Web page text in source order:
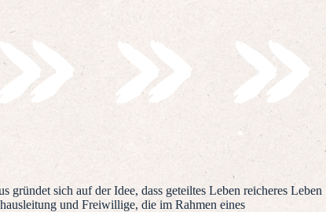
sich auf der Idee, dass geteiltes Leben reicheres Leben
und Freiwillige, die im Rahmen eines